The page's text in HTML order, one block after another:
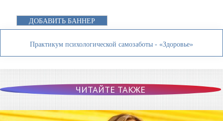
ДОБАВИТЬ БАННЕР
Практикум психологической самозаботы - «Здоровье»
ЧИТАЙТЕ ТАКЖЕ